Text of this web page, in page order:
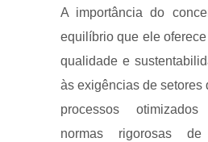
A importância do
equilíbrio que ele
qualidade e
às exigências de setores
processos
normas rigorosas